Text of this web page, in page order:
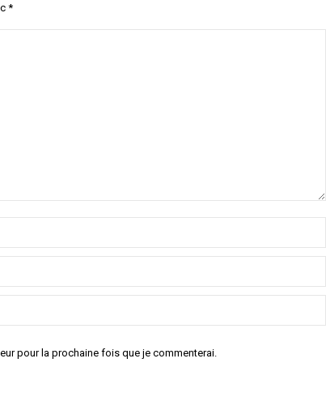
*
pour la prochaine fois que je commenterai.